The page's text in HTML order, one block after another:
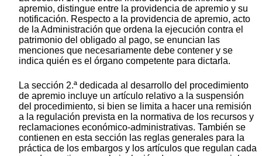
apremio, distingue entre la providencia de apremio y su
notificación. Respecto a la providencia de apremio, acto
de la Administración que ordena la ejecución contra el
patrimonio del obligado al pago, se enuncian las
menciones que necesariamente debe contener y se
indica quién es el órgano competente para dictarla.
La sección 2.ª dedicada al desarrollo del procedimiento
de apremio incluye un artículo relativo a la suspensión
del procedimiento, si bien se limita a hacer una remisión
a la regulación prevista en la normativa de los recursos y
reclamaciones económico-administrativas. También se
contienen en esta sección las reglas generales para la
práctica de los embargos y los artículos que regulan cada